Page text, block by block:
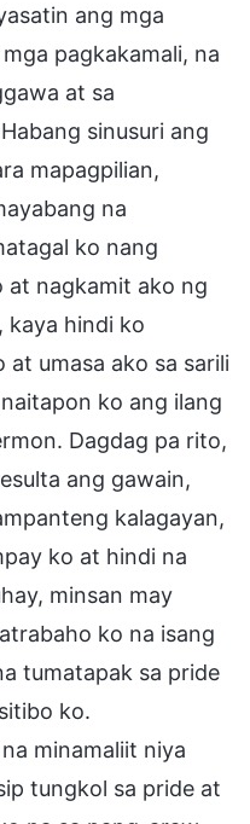
ang mga
pagkakamali, na
at sa
sinusuri ang
mapagpilian,
na
ko nang
at nagkamit ako ng
kaya hindi ko
umasa ako sa sarili
ko ang ilang
Dagdag pa rito,
ang gawain,
kalagayan,
ko at hindi na
minsan may
ko na isang
tumatapak sa pride
ko.
minamaliit niya
tungkol sa pride at